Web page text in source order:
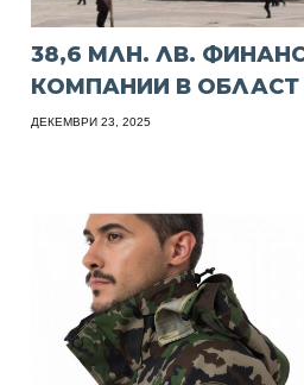
38,6 МЛН. ЛВ.
КОМПАНИИ В
ДЕКЕМВРИ 23, 2025